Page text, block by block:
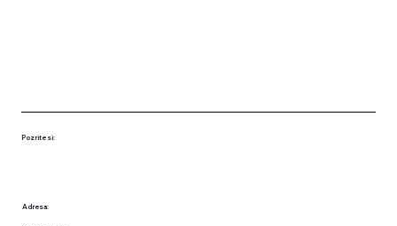
Pozrite si:
Adresa: